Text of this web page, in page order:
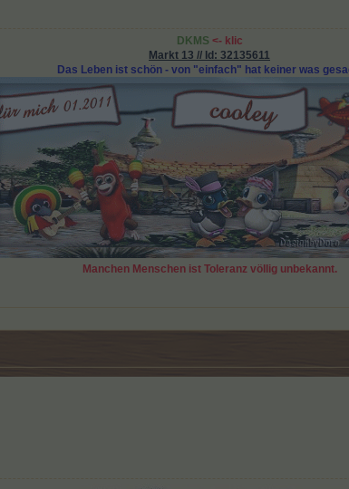
DKMS <- klic
Markt 13 // Id: 32135611
Das Leben ist schön - von "einfach" hat keiner was
Manchen Menschen ist Toleranz völlig unbekannt.